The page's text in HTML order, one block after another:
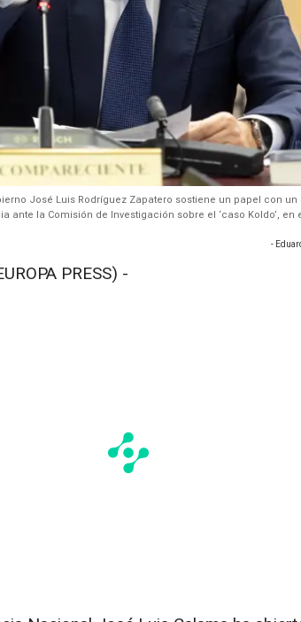
José Luis Rodríguez Zapatero sostiene un papel con
ante la Comisión de Investigación sobre el ‘caso Koldo’, en
-
PRESS) -